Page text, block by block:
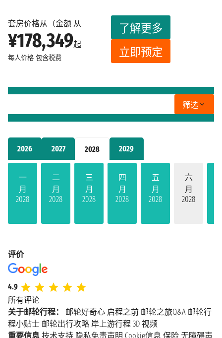
2026 2027 2028 2029
一
月
2028
二
月
2028
三
月
2028
四
月
2028
五
月
2028
六
月
2028
套房价格从（金额 从
¥178,349起
每人价格 包含税费
了解更多
立即预定
筛选
评价
4.9
所有评论
关于邮轮行程：
邮轮好奇心 启程之前 邮轮之旅Q&A 邮轮行
程小贴士 邮轮出行攻略 岸上游行程 3D 视频
重要信息 技术支持 隐私免责声明 Cookie信息 保险 无障碍声